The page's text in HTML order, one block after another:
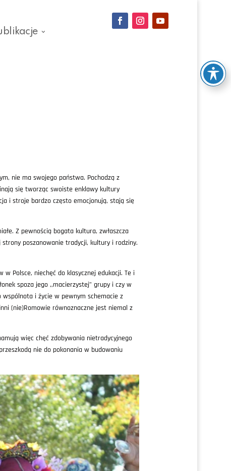
nie ma swojego państwa. Pochodzą z
się tworząc swoiste enklawy kultury
i stroje bardzo często emocjonują, stają się
Z pewnością bogata kultura, zwłaszcza
poszanowanie tradycji, kultury i rodziny.
Polsce, niechęć do klasycznej edukacji. Te i
spoza jego ,,macierzystej” grupy i czy w
i życie w pewnym schemacie z
(nie)Romowie równoznaczne jest niemal z
więc chęć zdobywania nietradycyjnego
nie do pokonania w budowaniu